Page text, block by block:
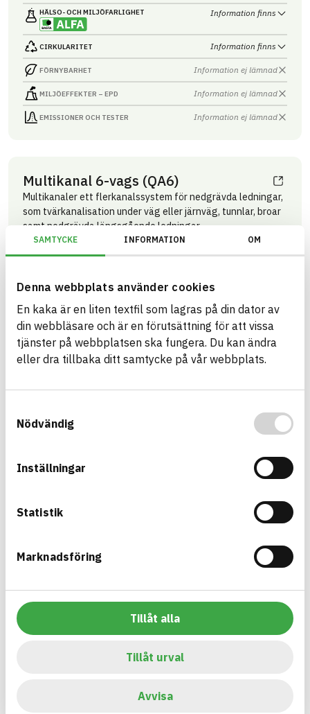
SAMTYCKE INFORMATION OM
Denna webbplats använder cookies
En kaka är en liten textfil som lagras på din dator av
din webbläsare och är en förutsättning för att vissa
tjänster på webbplatsen ska fungera. Du kan ändra
eller dra tillbaka ditt samtycke på vår webbplats.
Nödvändig
Inställningar
Statistik
Marknadsföring
Tillåt alla
Tillåt urval
Avvisa
HÄLSO- OCH MILJÖ­FARLIGHET Information finns
CIRKULARITET Information finns
FÖRNYBARHET Information ej lämnad
MILJÖEFFEKTER – EPD Information ej lämnad
EMISSIONER OCH TESTER Information ej lämnad
Multikanal 6-vags (QA6)
Multikanaler ett flerkanalssystem för nedgrävda ledningar,
som tvärkanalisation under väg eller järnväg, tunnlar, broar
samt nedgrävda längsgående ledningar
Produktblad
Övriga dokument
ARTIKEL­NUMMER
20299 Mark övrigt
GTIN
07340237506825
FÖRETAG
Grön Infra
741786
HÄLSO- OCH MILJÖ­FARLIGHET Information finns
MILJÖEFFEKTER – EPD Information ej lämnad
Multikanal 4-vägs (QA4)
Multikanaler ett flerkanalssystem för nedgrävda ledningar,
samt nedgrävda längsgående ledningar
10990000
BK04-KOD
GTIN
Grön Infra Sverige AB
VARUMÄRKE
Grön Infra
741787
HÄLSO- OCH MILJÖ­FARLIGHET